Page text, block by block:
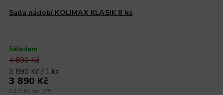
Sada nádobí KOLIMAX KLASIK 8 ks
Skladem
3 215 Kč bez DPH
4 890 Kč
3 890 Kč
3 890 Kč / 1 ks